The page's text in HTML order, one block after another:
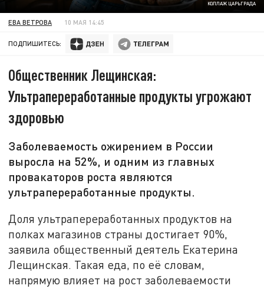
КОЛЛАЖ ЦАРЬГРАДА
ЕВА ВЕТРОВА 10 МАЯ 14:45
ПОДПИШИТЕСЬ:
Общественник Лещинская:
Ультрапереработанные продукты угрожают
здоровью
Заболеваемость ожирением в России
выросла на 52%, и одним из главных
провакаторов роста являются
ультрапереработанные продукты.
Доля ультрапереработанных продуктов на
полках магазинов страны достигает 90%,
заявила общественный деятель Екатерина
Лещинская. Такая еда, по её словам,
напрямую влияет на рост заболеваемости